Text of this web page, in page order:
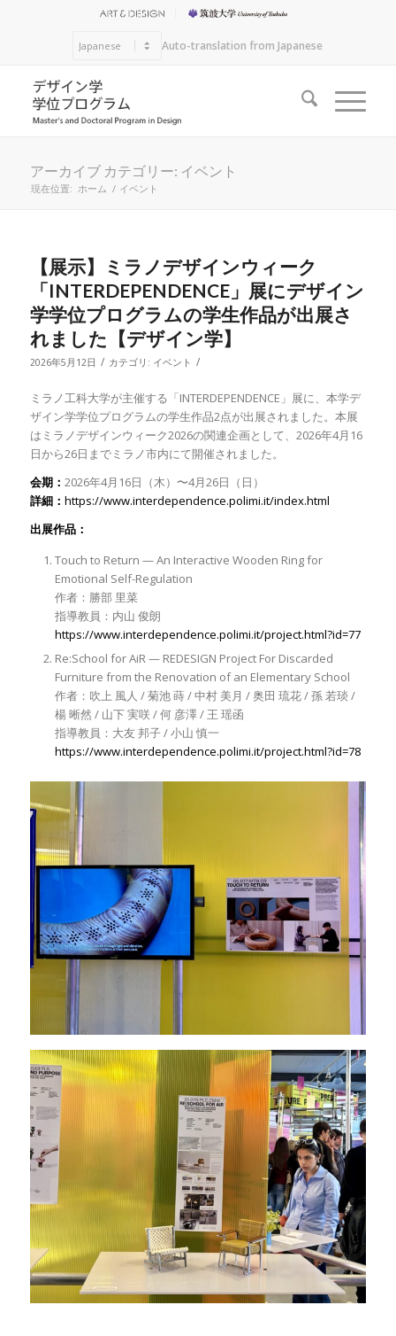
Auto-translation from Japanese
アーカイブ カテゴリー: イベント
現在位置: ホーム / イベント
【展示】ミラノデザインウィーク
「INTERDEPENDENCE」展にデザイン
学学位プログラムの学生作品が出展さ
れました【デザイン学】
2026年5月12日 / カテゴリ: イベント /
ミラノ工科大学が主催する「INTERDEPENDENCE」展に、本学デ
ザイン学学位プログラムの学生作品2点が出展されました。本展
はミラノデザインウィーク2026の関連企画として、2026年4月16
日から26日までミラノ市内にて開催されました。
会期： 2026年4月16日（木）〜4月26日（日）
詳細： https://www.interdependence.polimi.it/index.html
出展作品：
Touch to Return — An Interactive Wooden Ring for
Emotional Self-Regulation
作者：勝部 里菜
指導教員：内山 俊朗
https://www.interdependence.polimi.it/project.html?id=77
Re:School for AiR — REDESIGN Project For Discarded
Furniture from the Renovation of an Elementary School
作者：吹上 風人 / 菊池 蒔 / 中村 美月 / 奥田 琉花 / 孫 若琰 /
楊 晰然 / 山下 実咲 / 何 彦澤 / 王 瑶函
指導教員：大友 邦子 / 小山 慎一
https://www.interdependence.polimi.it/project.html?id=78